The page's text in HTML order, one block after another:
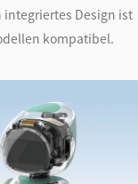
Design ist
kompatibel.